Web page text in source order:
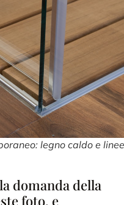
legno caldo e linee
domanda della
foto, e